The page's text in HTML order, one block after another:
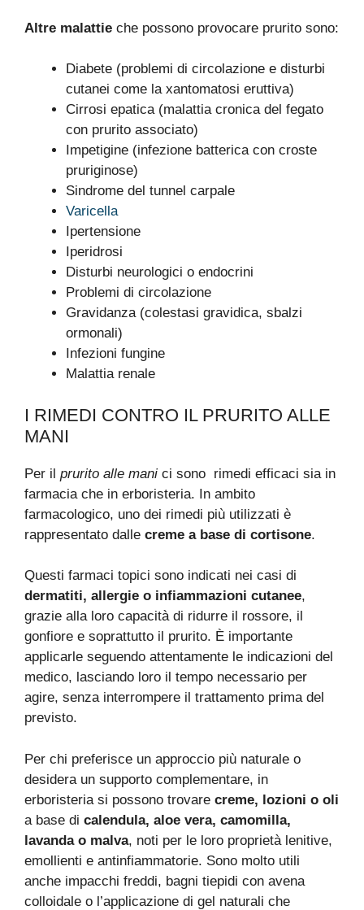
Altre malattie che possono provocare prurito sono:
Diabete (problemi di circolazione e disturbi
cutanei come la xantomatosi eruttiva)
Cirrosi epatica (malattia cronica del fegato
con prurito associato)
Impetigine (infezione batterica con croste
pruriginose)
Sindrome del tunnel carpale
Varicella
Ipertensione
Iperidrosi
Disturbi neurologici o endocrini
Problemi di circolazione
Gravidanza (colestasi gravidica, sbalzi
ormonali)
Infezioni fungine
Malattia renale
I RIMEDI CONTRO IL PRURITO ALLE
MANI
Per il prurito alle mani ci sono rimedi efficaci sia in
farmacia che in erboristeria. In ambito
farmacologico, uno dei rimedi più utilizzati è
rappresentato dalle creme a base di cortisone.
Questi farmaci topici sono indicati nei casi di
dermatiti, allergie o infiammazioni cutanee,
grazie alla loro capacità di ridurre il rossore, il
gonfiore e soprattutto il prurito. È importante
applicarle seguendo attentamente le indicazioni del
medico, lasciando loro il tempo necessario per
agire, senza interrompere il trattamento prima del
previsto.
Per chi preferisce un approccio più naturale o
desidera un supporto complementare, in
erboristeria si possono trovare creme, lozioni o oli
a base di calendula, aloe vera, camomilla,
lavanda o malva, noti per le loro proprietà lenitive,
emollienti e antinfiammatorie. Sono molto utili
anche impacchi freddi, bagni tiepidi con avena
colloidale o l’applicazione di gel naturali che